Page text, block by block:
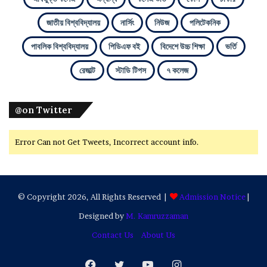
জাতীয় বিশ্ববিদ্যালয় নার্সিং নিউজ পলিটেকনিক
পাবলিক বিশ্ববিদ্যালয় পিডিএফ বই বিদেশে উচ্চ শিক্ষা ভর্তি
রেজাল্ট স্টাডি টিপস ৭ কলেজ
@on Twitter
Error Can not Get Tweets, Incorrect account info.
© Copyright 2026, All Rights Reserved | Admission Notice|
Designed byM. Kamruzzaman
Contact Us
About Us
Facebook
TwitterYouTubeInstagram